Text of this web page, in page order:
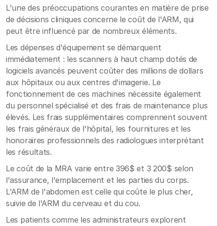
L'une des préoccupations courantes en matière de prise
de décisions cliniques concerne le coût de l'ARM, qui
peut être influencé par de nombreux éléments.
Les dépenses d'équipement se démarquent
immédiatement : les scanners à haut champ dotés de
logiciels avancés peuvent coûter des millions de dollars
aux hôpitaux ou aux centres d'imagerie. Le
fonctionnement de ces machines nécessite également
du personnel spécialisé et des frais de maintenance plus
élevés. Les frais supplémentaires comprennent souvent
les frais généraux de l'hôpital, les fournitures et les
honoraires professionnels des radiologues interprétant
les résultats.
Le coût de la MRA varie entre 396$ et 3 200$ selon
l'assurance, l'emplacement et les parties du corps.
L'ARM de l'abdomen est celle qui coûte le plus cher,
suivie de l'ARM du cerveau et du cou.
Les patients comme les administrateurs explorent